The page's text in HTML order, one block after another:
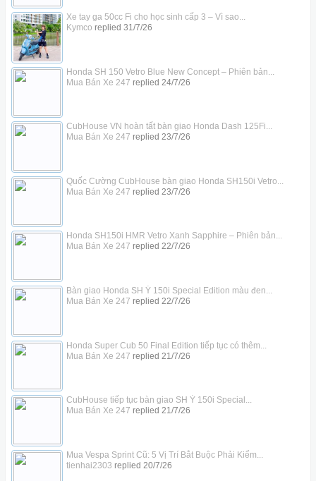
Xe tay ga 50cc Fi cho học sinh cấp 3 – Vì sao...
Kymco replied 31/7/26
Honda SH 150 Vetro Blue New Concept – Phiên bản...
Mua Bán Xe 247 replied 24/7/26
CubHouse VN hoàn tất bàn giao Honda Dash 125Fi...
Mua Bán Xe 247 replied 23/7/26
Quốc Cường CubHouse bàn giao Honda SH150i Vetro...
Mua Bán Xe 247 replied 23/7/26
Honda SH150i HMR Vetro Xanh Sapphire – Phiên bản...
Mua Bán Xe 247 replied 22/7/26
Bàn giao Honda SH Ý 150i Special Edition màu đen...
Mua Bán Xe 247 replied 22/7/26
Honda Super Cub 50 Final Edition tiếp tục có thêm...
Mua Bán Xe 247 replied 21/7/26
CubHouse tiếp tục bàn giao SH Ý 150i Special...
Mua Bán Xe 247 replied 21/7/26
Mua Vespa Sprint Cũ: 5 Vị Trí Bắt Buộc Phải Kiểm...
tienhai2303 replied 20/7/26